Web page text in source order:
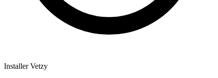
Installer Vetzy